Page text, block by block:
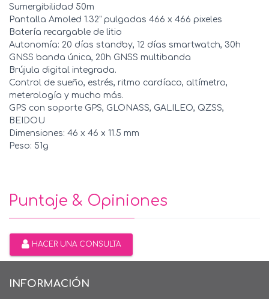
Sumergibilidad 50m
Pantalla Amoled 1.32" pulgadas 466 x 466 pixeles
Batería recargable de litio
Autonomía: 20 días standby, 12 días smartwatch, 30h
GNSS banda única, 20h GNSS multibanda
Brújula digital integrada.
Control de sueño, estrés, ritmo cardíaco, altímetro,
meterología y mucho más.
GPS con soporte GPS, GLONASS, GALILEO, QZSS,
BEIDOU
Dimensiones: 46 x 46 x 11.5 mm
Peso: 51g
Puntaje & Opiniones
HACER UNA CONSULTA
INFORMACIÓN